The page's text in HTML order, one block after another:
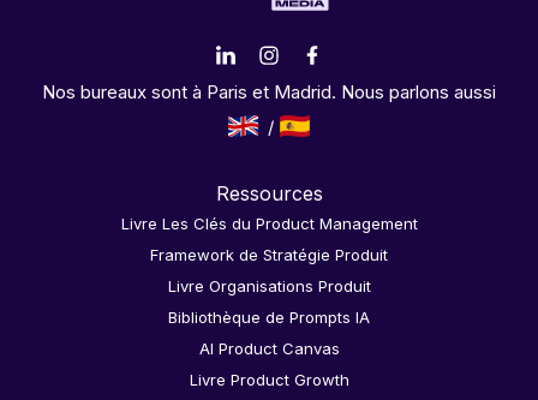
Nos bureaux sont à Paris et Madrid. Nous parlons aussi
Ressources
Livre Les Clés du Product Management
Framework de Stratégie Produit
Livre Organisations Produit
Bibliothèque de Prompts IA
AI Product Canvas
Livre Product Growth